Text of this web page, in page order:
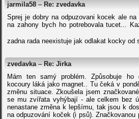
jarmila58 – Re: zvedavka
Sprej je dobry na odpuzovani kocek ale na
na zahony bych ho potrebovala tucet...
zadna rada neexistuje jak odlakat kocky od
zvedavka – Re: Jirka
Mám ten samý problém. Způsobuje
kocoury láká jako magnet.. Tu čeká v
změnu situace. Zkoušela jsem
se mu zvířata vyhýbají - ale celkem bez
nenastane změna k lepšímu, tak jsou k
na odpuzování koček (i psů). Značkovanou